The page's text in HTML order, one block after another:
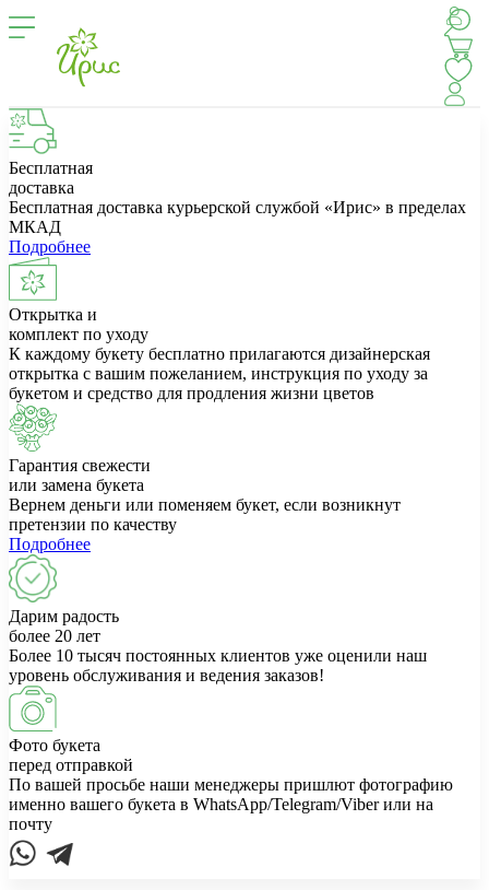
Бесплатная
доставка
Бесплатная доставка курьерской службой «Ирис» в пределах
МКАД
Подробнее
Открытка и
комплект по уходу
К каждому букету бесплатно прилагаются дизайнерская
открытка с вашим пожеланием, инструкция по уходу за
букетом и средство для продления жизни цветов
Гарантия свежести
или замена букета
Вернем деньги или поменяем букет, если возникнут
претензии по качеству
Подробнее
Дарим радость
более 20 лет
Более 10 тысяч постоянных клиентов уже оценили наш
уровень обслуживания и ведения заказов!
Фото букета
перед отправкой
По вашей просьбе наши менеджеры пришлют фотографию
именно вашего букета в WhatsApp/Telegram/Viber или на
почту